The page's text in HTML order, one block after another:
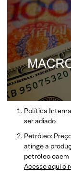
Política
ser adiado
Petróleo:
atinge a
petróleo caem
Acesse aqui o